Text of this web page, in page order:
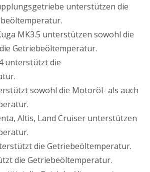
unterstützen die
MK3.5 unterstützen sowohl die
Getriebeöltemperatur.
unterstützt die
sowohl die Motoröl- als auch
Altis, Land Cruiser unterstützen
die Getriebeöltemperatur.
die Getriebeöltemperatur.